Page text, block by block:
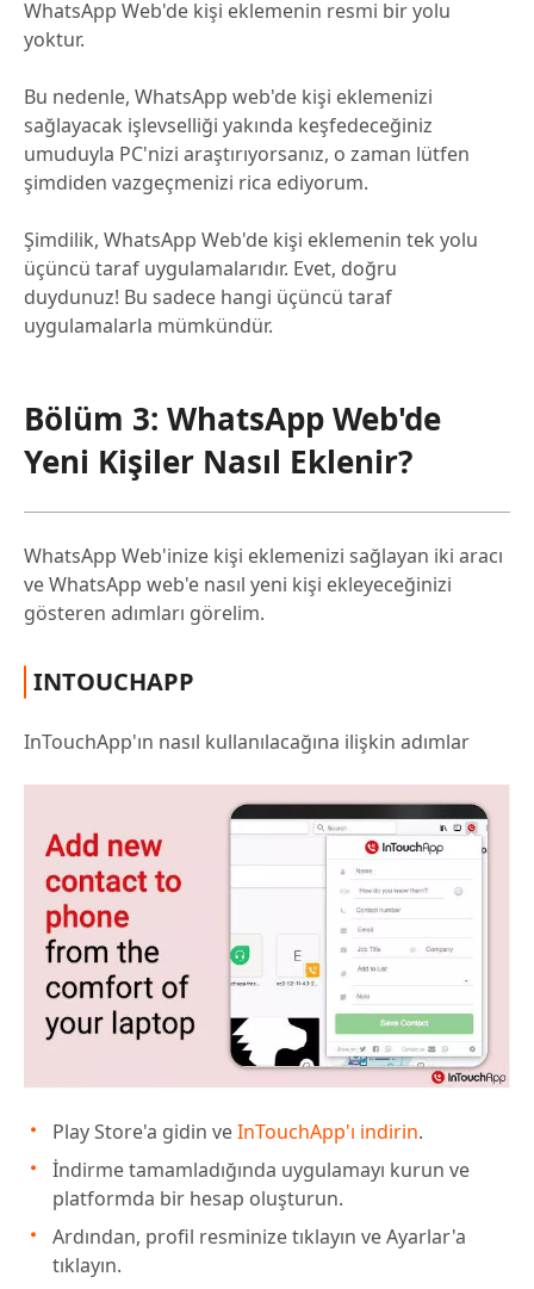
WhatsApp Web'de kişi eklemenin resmi bir yolu
yoktur.
Bu nedenle, WhatsApp web'de kişi eklemenizi
sağlayacak işlevselliği yakında keşfedeceğiniz
umuduyla PC'nizi araştırıyorsanız, o zaman lütfen
şimdiden vazgeçmenizi rica ediyorum.
Şimdilik, WhatsApp Web'de kişi eklemenin tek yolu
üçüncü taraf uygulamalarıdır. Evet, doğru
duydunuz! Bu sadece hangi üçüncü taraf
uygulamalarla mümkündür.
Bölüm 3: WhatsApp Web'de
Yeni Kişiler Nasıl Eklenir?
WhatsApp Web'inize kişi eklemenizi sağlayan iki aracı
ve WhatsApp web'e nasıl yeni kişi ekleyeceğinizi
gösteren adımları görelim.
INTOUCHAPP
InTouchApp'ın nasıl kullanılacağına ilişkin adımlar
Play Store'a gidin veInTouchApp'ı indirin.
İndirme tamamladığında uygulamayı kurun ve
platformda bir hesap oluşturun.
Ardından, profil resminize tıklayın ve Ayarlar'a
tıklayın.